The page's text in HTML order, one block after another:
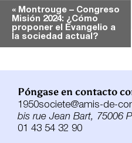
Navegación
del
Evento
« Montrouge – Congreso
Misión 2024: ¿Cómo
proponer el Evangelio a
la sociedad actual?
Póngase en contacto
1950societe@amis-de-
bis rue Jean Bart, 75006
01 43 54 32 90